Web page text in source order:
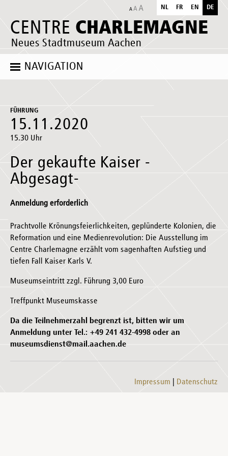
CENTRE CHARLEMAGNE
Neues Stadtmuseum Aachen
NL FR EN DE
NAVIGATION
FÜHRUNG
15.11.2020
15.30 Uhr
Der gekaufte Kaiser -
Abgesagt-
Anmeldung erforderlich
Prachtvolle Krönungsfeierlichkeiten, geplünderte Kolonien, die
Reformation und eine Medienrevolution: Die Ausstellung im
Centre Charlemagne erzählt vom sagenhaften Aufstieg und
tiefen Fall Kaiser Karls V.
Museumseintritt zzgl. Führung 3,00 Euro
Treffpunkt Museumskasse
Da die Teilnehmerzahl begrenzt ist, bitten wir um
Anmeldung unter Tel.: +49 241 432-4998 oder an
museumsdienst@mail.aachen.de
Impressum Datenschutz